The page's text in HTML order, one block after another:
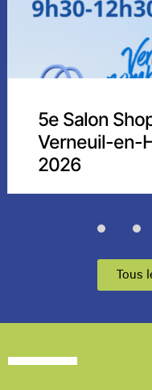
Le Bus
fait étape à
Tous